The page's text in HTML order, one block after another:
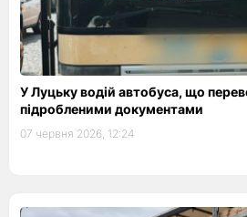
У Луцьку водій автобуса, що
підробленими документами
07 червня 2026, 12:24